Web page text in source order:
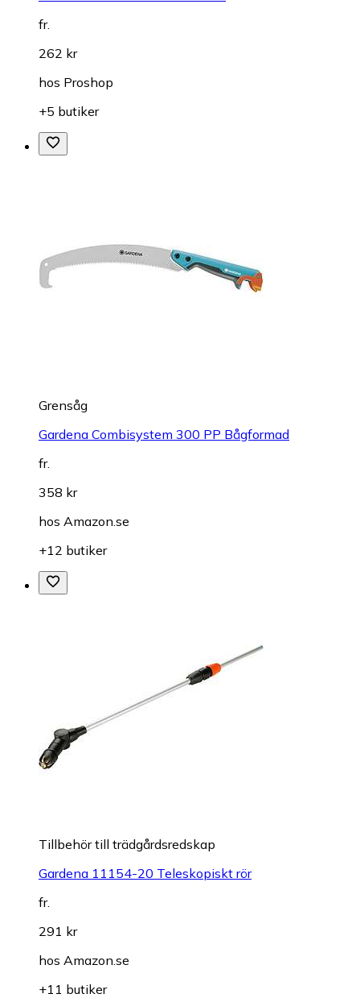
fr.
262 kr
hos Proshop
+5 butiker
Grensåg
Gardena Combisystem 300 PP Bågformad
fr.
358 kr
hos Amazon.se
+12 butiker
Tillbehör till trädgårdsredskap
Gardena 11154-20 Teleskopiskt rör
fr.
291 kr
hos Amazon.se
+11 butiker